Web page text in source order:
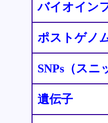
バイオイン
ポストゲノ
SNPs（スニ
遺伝子